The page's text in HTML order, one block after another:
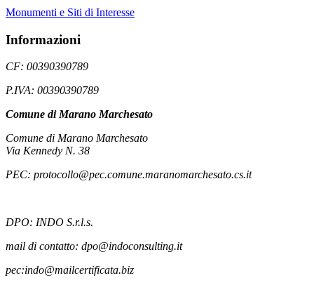
Monumenti e Siti di Interesse
Informazioni
CF: 00390390789
P.IVA: 00390390789
Comune di Marano Marchesato
Comune di Marano Marchesato
Via Kennedy N. 38
PEC: protocollo@pec.comune.maranomarchesato.cs.it
DPO: INDO S.r.l.s.
mail di contatto: dpo@indoconsulting.it
pec:indo@mailcertificata.biz